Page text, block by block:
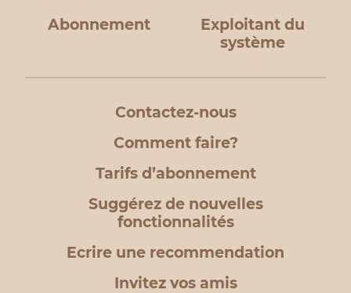
Abonnement
Exploitant du
système
Contactez-nous
Comment faire?
Tarifs d’abonnement
Suggérez de nouvelles
fonctionnalités
Ecrire une recommendation
Invitez vos amis